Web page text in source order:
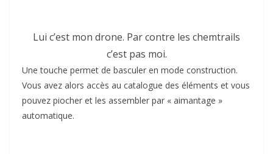
Lui c’est mon drone. Par contre les chemtrails
c’est pas moi.
Une touche permet de basculer en mode construction.
Vous avez alors accès au catalogue des éléments et vous
pouvez piocher et les assembler par « aimantage »
automatique.